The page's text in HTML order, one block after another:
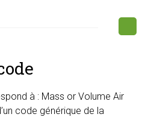
à : Mass or Volume Air
code générique de la